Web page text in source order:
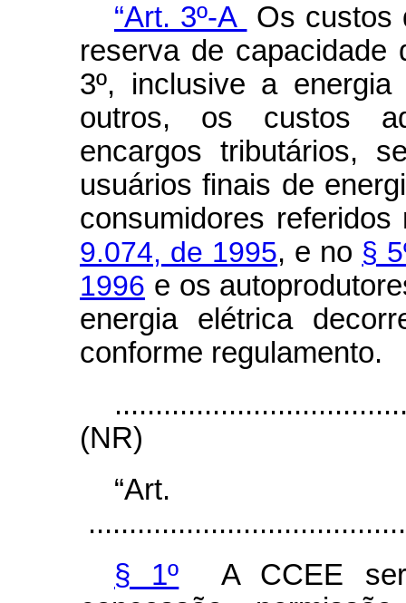
“Art. 3º-A
Os custos
reserva de
3º, inclusive a
outros, os custos
encargos tributários,
usuários finais de
consumidores
9.074, de 1995, e no §
1996 e os
energia elétrica
conforme regulamento.
(NR)
§ 1º A CCEE